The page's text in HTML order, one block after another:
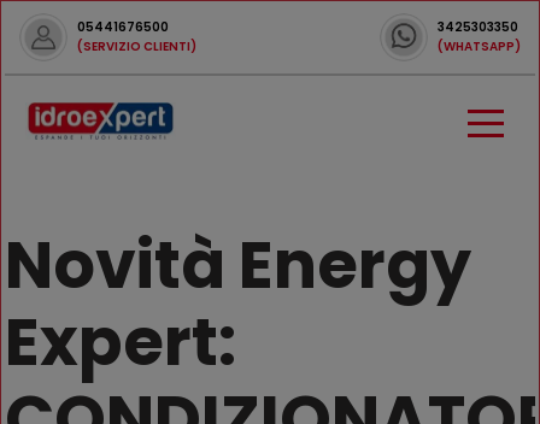
05441676500
(SERVIZIO CLIENTI)
3425303350
(WHATSAPP)
Novità Energy
Expert: